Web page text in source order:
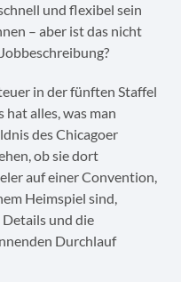
und flexibel sein
– aber ist das nicht
in der fünften Staffel
alles, was man
des Chicagoer
ob sie dort
auf einer Convention,
Heimspiel sind,
und die
Durchlauf